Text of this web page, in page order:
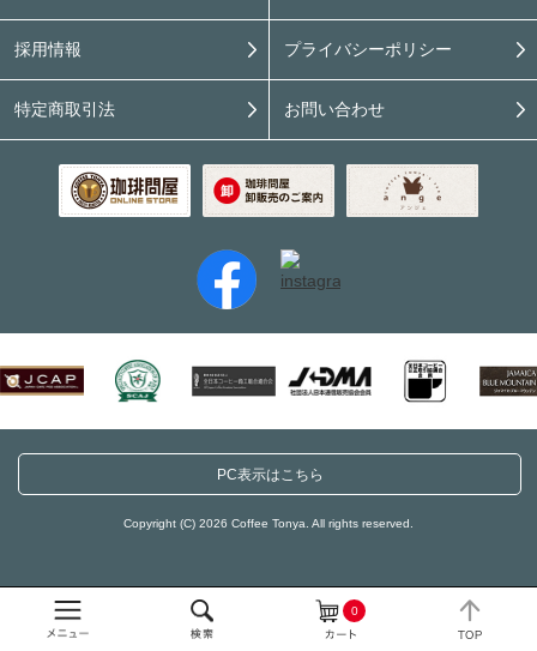
0
採用情報 プライバシーポリシー
特定商取引法 お問い合わせ
PC表示はこちら
Copyright (C) 2026 Coffee Tonya. All rights reserved.